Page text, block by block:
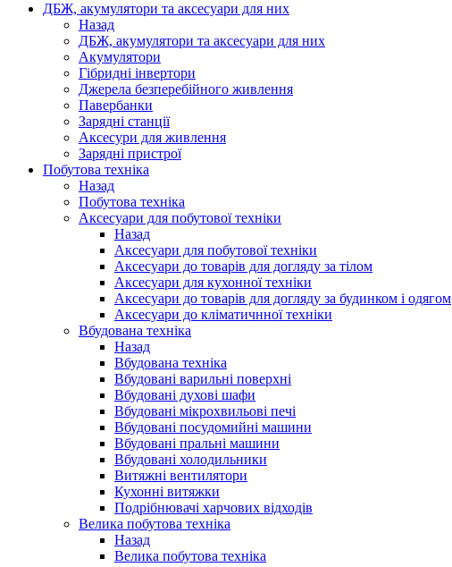
ДБЖ, акумулятори та аксесуари для них
Назад
ДБЖ, акумулятори та аксесуари для них
Акумулятори
Гібридні інвертори
Джерела безперебійного живлення
Павербанки
Зарядні станції
Аксесури для живлення
Зарядні пристрої
Побутова техніка
Назад
Побутова техніка
Аксесуари для побутової техніки
Назад
Аксесуари для побутової техніки
Аксесуари до товарів для догляду за тілом
Аксесуари для кухонної техніки
Аксесуари до товарів для догляду за будинком і одягом
Аксесуари до кліматичнної техніки
Вбудована техніка
Назад
Вбудована техніка
Вбудовані варильні поверхні
Вбудовані духові шафи
Вбудовані мікрохвильові печі
Вбудовані посудомийні машини
Вбудовані пральні машини
Вбудовані холодильники
Витяжні вентилятори
Кухонні витяжки
Подрібнювачі харчових відходів
Велика побутова техніка
Назад
Велика побутова техніка